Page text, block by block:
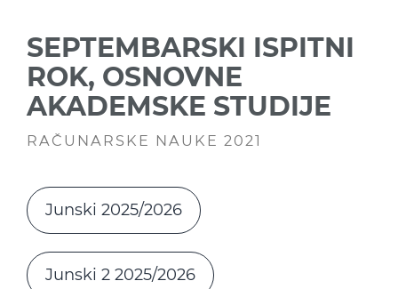
SEPTEMBARSKI ISPITNI
ROK, OSNOVNE
AKADEMSKE STUDIJE
RAČUNARSKE NAUKE 2021
Junski 2025/2026
Junski 2 2025/2026